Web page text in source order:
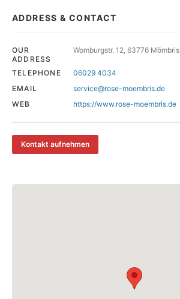
ADDRESS & CONTACT
OUR
ADDRESS
Womburgstr. 12, 63776 Mömbris
TELEPHONE
06029 4034
EMAIL
service@rose-moembris.de
WEB
https://www.rose-moembris.de
Kontakt aufnehmen